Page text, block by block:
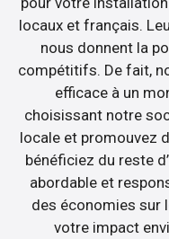
locaux et français.
nous donnent la
compétitifs. De fait,
efficace à un
choisissant notre
locale et promouvez
bénéficiez du reste
abordable et
des économies sur
votre impact